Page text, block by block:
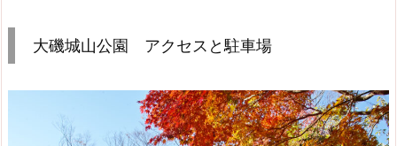
大磯城山公園 アクセスと駐車場